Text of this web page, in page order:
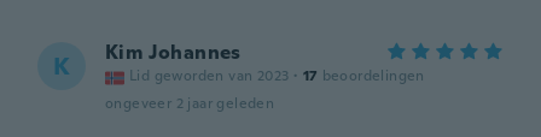
K Kim Johannes
Lid geworden van 2023 · 17 beoordelingen
ongeveer 2 jaar geleden